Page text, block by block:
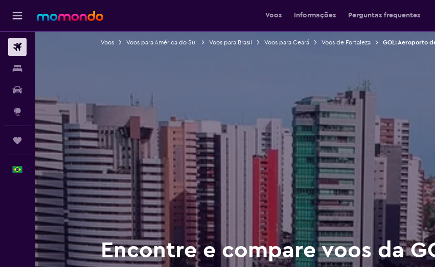
Voos Informações Perguntas frequentes
Explore
Trips
Português
Voos Voos para América do Sul Voos para Brasil Voos para Ceará Voos de Fortaleza GOL: Aeroporto
Encontre e compare voos da